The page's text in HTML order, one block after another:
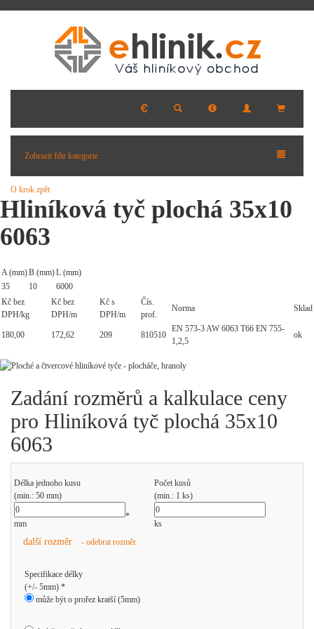
Zobrazit filtr kategorie
O krok zpět
Hliníková tyč plochá 35x10
6063
A (mm)B (mm)L (mm)
35
10
6000
Kč bez
DPH/kg
Kč bez
DPH/m
Kč s
DPH/m
Čís.
prof.
Norma Sklad
180,00 172,62 209 810510
EN 573-3 AW 6063 T66 EN 755-
1,2,5
ok
Zadání rozměrů a kalkulace ceny
pro Hliníková tyč plochá 35x10
6063
Délka jednoho kusu
(min.: 50 mm)
Počet kusů
(min.: 1 ks)
mm
*
ks
další rozměr - odebrat rozměr
Specifikace délky
(+/- 5mm) *
může být o prořez kratší (5mm)